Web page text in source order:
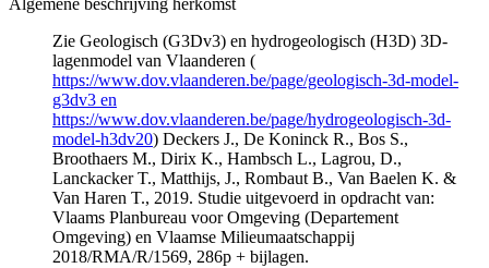
Algemene beschrijving herkomst
Zie Geologisch (G3Dv3) en hydrogeologisch (H3D) 3D-
lagenmodel van Vlaanderen (
https://www.dov.vlaanderen.be/page/geologisch-3d-model-
g3dv3 en
https://www.dov.vlaanderen.be/page/hydrogeologisch-3d-
model-h3dv20) Deckers J., De Koninck R., Bos S.,
Broothaers M., Dirix K., Hambsch L., Lagrou, D.,
Lanckacker T., Matthijs, J., Rombaut B., Van Baelen K. &
Van Haren T., 2019. Studie uitgevoerd in opdracht van:
Vlaams Planbureau voor Omgeving (Departement
Omgeving) en Vlaamse Milieumaatschappij
2018/RMA/R/1569, 286p + bijlagen.